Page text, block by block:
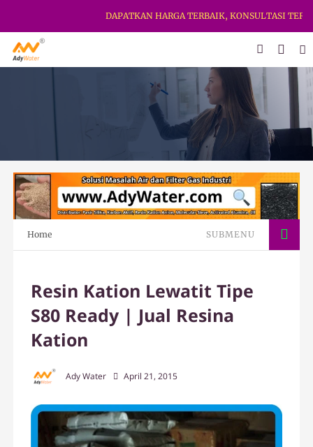
DAPATKAN HARGA TERBAIK, KONSULTASI
Home SUBMENU
Resin Kation Lewatit Tipe
S80 Ready | Jual Resina
Kation
Ady Water April 21, 2015